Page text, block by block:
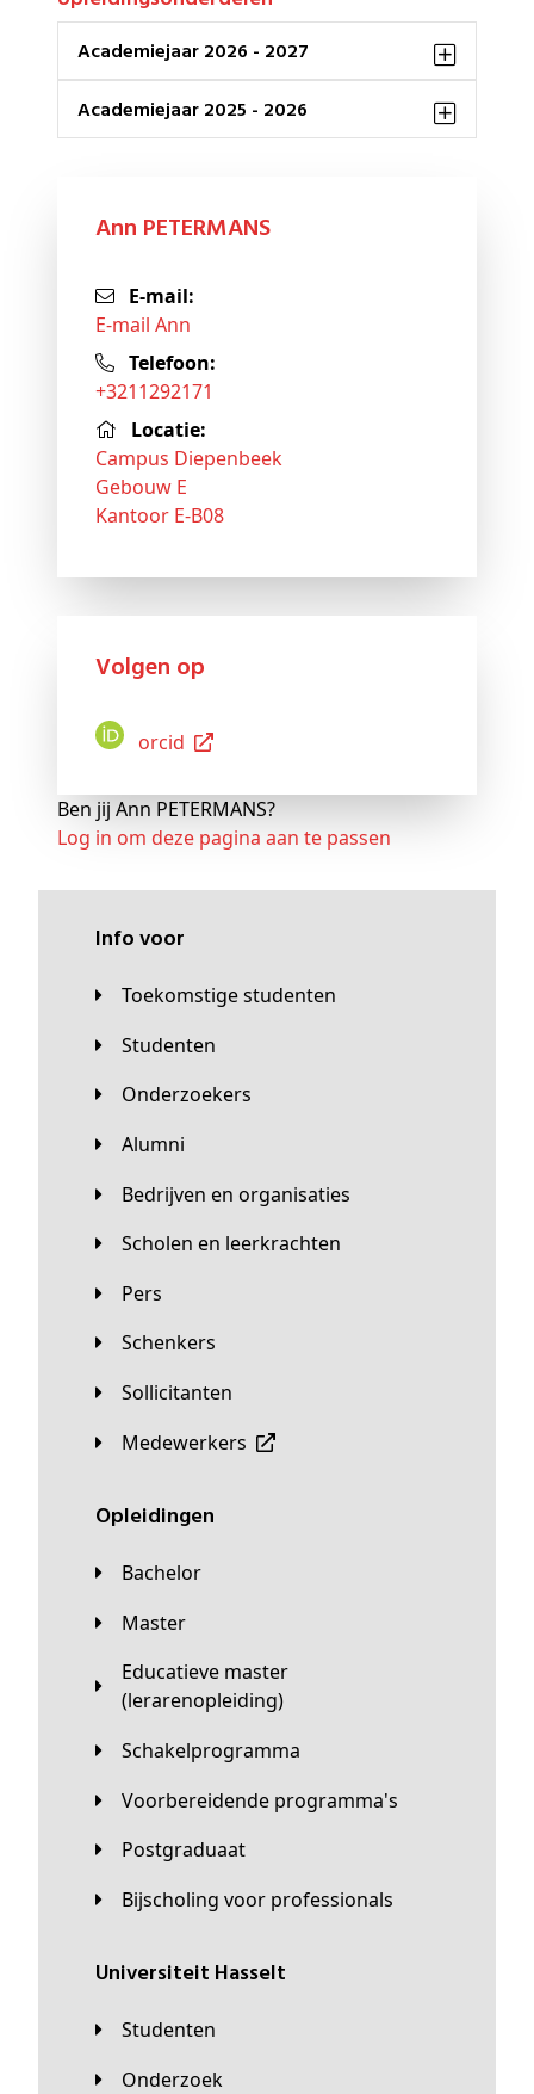
Academiejaar 2026 - 2027
Academiejaar 2025 - 2026
Ann PETERMANS
E-mail:
E-mail Ann
Telefoon:
+3211292171
Locatie:
Campus Diepenbeek
Gebouw E
Kantoor E-B08
Volgen op
Orcid
Ben jij Ann PETERMANS?
Log in om deze pagina aan te passen
Info voor
Toekomstige studenten
Studenten
Onderzoekers
Alumni
Bedrijven en organisaties
Scholen en leerkrachten
Pers
Schenkers
Sollicitanten
Medewerkers
Opleidingen
Bachelor
Master
Educatieve master
(lerarenopleiding)
Schakelprogramma
Voorbereidende programma's
Postgraduaat
Bijscholing voor professionals
universiteit Hasselt
Studenten
Onderzoek